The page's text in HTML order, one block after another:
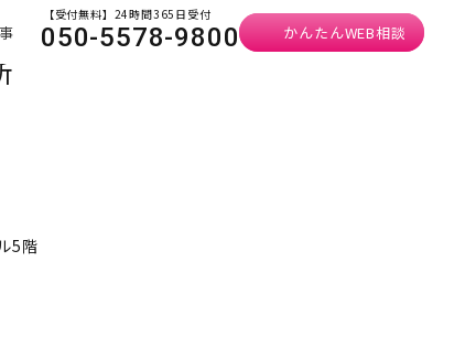
【受付無料】24時間365日受付
050-5578-9800 かんたんWEB相談
5階